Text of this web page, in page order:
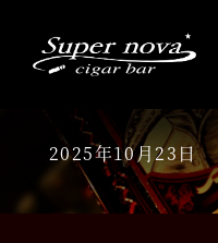
content
HOME
ウイスキー・ラムの銘酒
2025年10月23日